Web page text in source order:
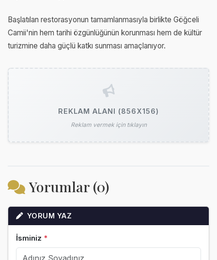
Başlatılan restorasyonun tamamlanmasıyla birlikte Göğceli
Camii'nin hem tarihi özgünlüğünün korunması hem de kültür
turizmine daha güçlü katkı sunması amaçlanıyor.
REKLAM ALANI (856X156)
Reklam vermek için tıklayın
Yorumlar (0)
YORUM YAZ
İsminiz *